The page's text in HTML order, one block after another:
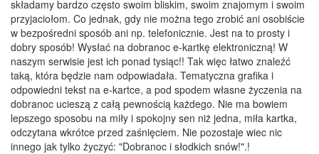
składamy bardzo często swoim bliskim, swoim znajomym i swoim
przyjaciołom. Co jednak, gdy nie można tego zrobić ani osobiście
w bezpośredni sposób ani np. telefonicznie. Jest na to prosty i
dobry sposób! Wysłać na dobranoc e-kartkę elektroniczną! W
naszym serwisie jest ich ponad tysiąc!! Tak więc łatwo znaleźć
taką, która będzie nam odpowiadała. Tematyczna grafika i
odpowiedni tekst na e-kartce, a pod spodem własne życzenia na
dobranoc ucieszą z całą pewnością każdego. Nie ma bowiem
lepszego sposobu na miły i spokojny sen niż jedna, miła kartka,
odczytana wkrótce przed zaśnięciem. Nie pozostaje wiec nic
innego jak tylko życzyć: "Dobranoc i słodkich snów!".!